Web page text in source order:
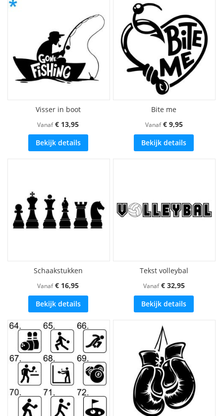
Visser in boot
Vanaf € 13,95
Bekijk details
Bite me
Vanaf € 9,95
Bekijk details
Schaakstukken
Vanaf € 16,95
Bekijk details
Tekst volleybal
Vanaf € 32,95
Bekijk details